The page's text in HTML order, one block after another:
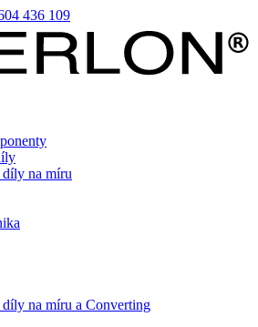
436 109
díly na míru
díly na míru a Converting